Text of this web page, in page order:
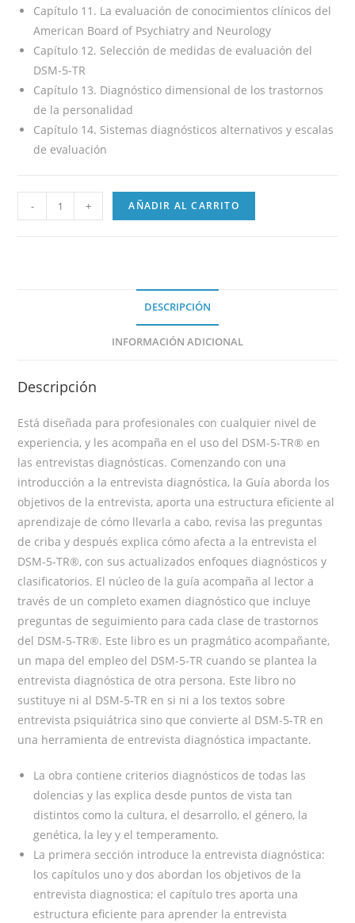
Capítulo 11. La evaluación de conocimientos clínicos del
American Board of Psychiatry and Neurology
Capítulo 12. Selección de medidas de evaluación del
DSM-5-TR
Capítulo 13. Diagnóstico dimensional de los trastornos
de la personalidad
Capítulo 14. Sistemas diagnósticos alternativos y escalas
de evaluación
- + AÑADIR AL CARRITO
DESCRIPCIÓN
INFORMACIÓN ADICIONAL
Descripción
Está diseñada para profesionales con cualquier nivel de
experiencia, y les acompaña en el uso del DSM-5-TR® en
las entrevistas diagnósticas. Comenzando con una
introducción a la entrevista diagnóstica, la Guía aborda los
objetivos de la entrevista, aporta una estructura eficiente al
aprendizaje de cómo llevarla a cabo, revisa las preguntas
de criba y después explica cómo afecta a la entrevista el
DSM-5-TR®, con sus actualizados enfoques diagnósticos y
clasificatorios. El núcleo de la guía acompaña al lector a
través de un completo examen diagnóstico que incluye
preguntas de seguimiento para cada clase de trastornos
del DSM-5-TR®. Este libro es un pragmático acompañante,
un mapa del empleo del DSM-5-TR cuando se plantea la
entrevista diagnóstica de otra persona. Este libro no
sustituye ni al DSM-5-TR en si ni a los textos sobre
entrevista psiquiátrica sino que convierte al DSM-5-TR en
una herramienta de entrevista diagnóstica impactante.
La obra contiene criterios diagnósticos de todas las
dolencias y las explica desde puntos de vista tan
distintos como la cultura, el desarrollo, el género, la
genética, la ley y el temperamento.
La primera sección introduce la entrevista diagnóstica:
los capítulos uno y dos abordan los objetivos de la
entrevista diagnostica; el capítulo tres aporta una
estructura eficiente para aprender la entrevista